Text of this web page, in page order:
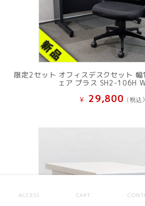
限定2セット オフィスデスクセット
ェア プラス SH2-106H
¥ 29,800 (税込）
ACCESS CART